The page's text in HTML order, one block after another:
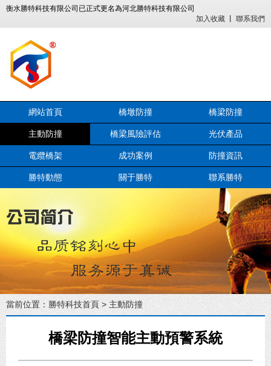
衡水勝特科技有限公司已正式更名為河北勝特科技有限公司
加入收藏
聯系我們
網站首頁 橋墩防撞 橋梁防撞
主動防撞 橋梁風險評估 光伏產品
電纜橋架 成功案例 防撞資訊
勝特動態 關于勝特 聯系勝特
當前位置： 勝特科技首頁 > 主動防撞
橋梁防撞智能主動預警系統